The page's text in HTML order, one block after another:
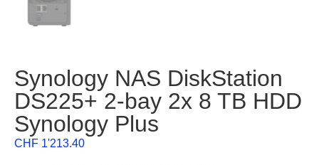
Synology NAS DiskStation
DS225+ 2-bay 2x 8 TB HDD
Synology Plus
CHF 1'213.40